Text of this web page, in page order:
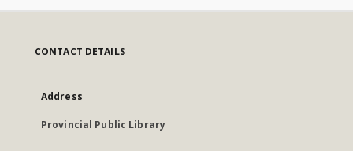
CONTACT DETAILS
Address
Provincial Public Library